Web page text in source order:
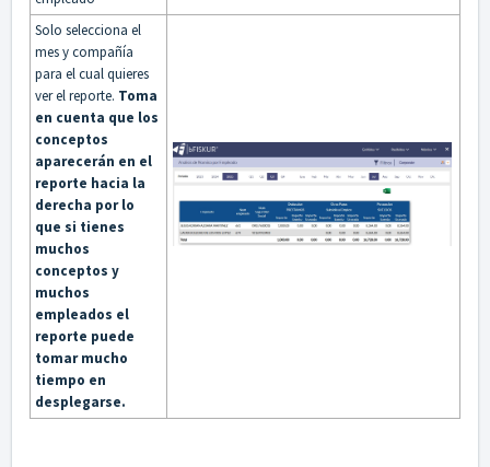
Solo selecciona el
mes y compañía
para el cual quieres
ver el reporte. Toma
en cuenta que los
conceptos
aparecerán en el
reporte hacia la
derecha por lo
que si tienes
muchos
conceptos y
muchos
empleados el
reporte puede
tomar mucho
tiempo en
desplegarse.